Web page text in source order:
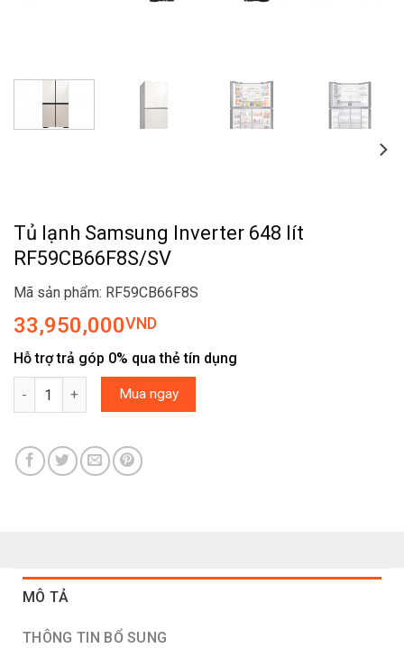
Tủ lạnh Samsung Inverter 648 lít
RF59CB66F8S/SV
Mã sản phẩm: RF59CB66F8S
33,950,000VND
Hỗ trợ trả góp 0% qua thẻ tín dụng
Tủ lạnh Samsung Inverter 648 lít RF59CB66F8S/SV số lượng
Mua ngay
MÔ TẢ
THÔNG TIN BỔ SUNG